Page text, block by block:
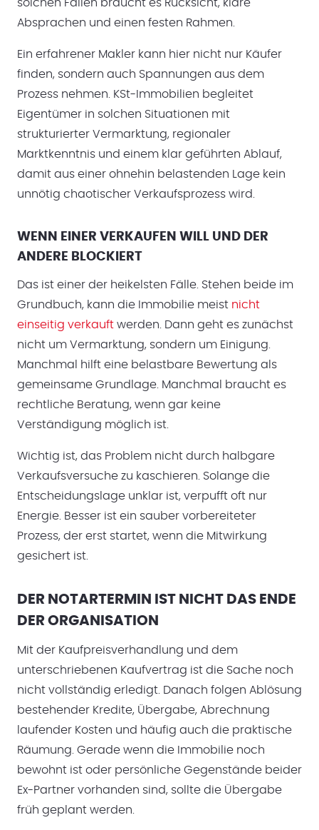
solchen Fällen braucht es Rücksicht, klare
Absprachen und einen festen Rahmen.
Ein erfahrener Makler kann hier nicht nur Käufer
finden, sondern auch Spannungen aus dem
Prozess nehmen. KSt-Immobilien begleitet
Eigentümer in solchen Situationen mit
strukturierter Vermarktung, regionaler
Marktkenntnis und einem klar geführten Ablauf,
damit aus einer ohnehin belastenden Lage kein
unnötig chaotischer Verkaufsprozess wird.
WENN EINER VERKAUFEN WILL UND DER
ANDERE BLOCKIERT
Das ist einer der heikelsten Fälle. Stehen beide im
Grundbuch, kann die Immobilie meist nicht
einseitig verkauft werden. Dann geht es zunächst
nicht um Vermarktung, sondern um Einigung.
Manchmal hilft eine belastbare Bewertung als
gemeinsame Grundlage. Manchmal braucht es
rechtliche Beratung, wenn gar keine
Verständigung möglich ist.
Wichtig ist, das Problem nicht durch halbgare
Verkaufsversuche zu kaschieren. Solange die
Entscheidungslage unklar ist, verpufft oft nur
Energie. Besser ist ein sauber vorbereiteter
Prozess, der erst startet, wenn die Mitwirkung
gesichert ist.
DER NOTARTERMIN IST NICHT DAS ENDE
DER ORGANISATION
Mit der Kaufpreisverhandlung und dem
unterschriebenen Kaufvertrag ist die Sache noch
nicht vollständig erledigt. Danach folgen Ablösung
bestehender Kredite, Übergabe, Abrechnung
laufender Kosten und häufig auch die praktische
Räumung. Gerade wenn die Immobilie noch
bewohnt ist oder persönliche Gegenstände beider
Ex-Partner vorhanden sind, sollte die Übergabe
früh geplant werden.